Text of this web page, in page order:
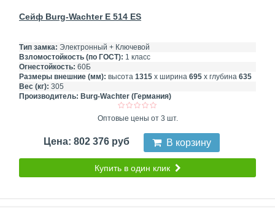
Сейф Burg-Wachter E 514 ЕS
Тип замка: Электронный + Ключевой
Взломостойкость (по ГОСТ): 1 класс
Огнестойкость: 60Б
Размеры внешние (мм): высота 1315 х ширина 695 х глубина 635
Вес (кг): 305
Производитель: Burg-Wachter (Германия)
Оптовые цены от 3 шт.
Цена: 802 376 руб В корзину
Купить в один клик